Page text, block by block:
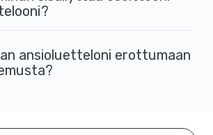
ansioluetteloni erottumaan